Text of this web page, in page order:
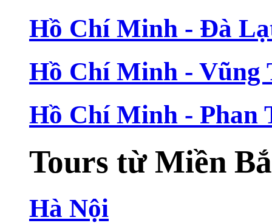
Hồ Chí Minh - Đà
Hồ Chí Minh - Vũng
Hồ Chí Minh - Phan
Tours từ Miền
Hà Nội